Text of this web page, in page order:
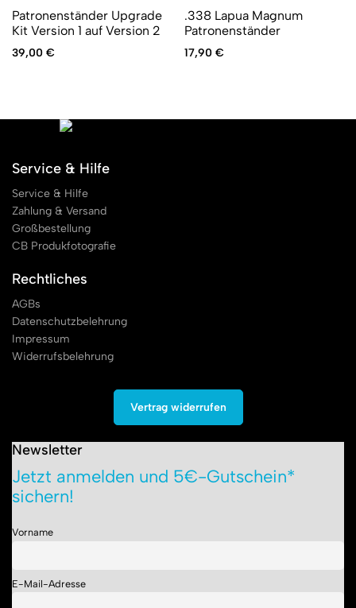
Patronenständer Upgrade
Kit Version 1 auf Version 2
39,00 €
.338 Lapua Magnum
Patronenständer
17,90 €
Service & Hilfe
Service & Hilfe
Zahlung & Versand
Großbestellung
CB Produkfotografie
Rechtliches
AGBs
Datenschutzbelehrung
Impressum
Widerrufsbelehrung
Vertrag widerrufen
Newsletter
Jetzt anmelden und 5€-Gutschein*
sichern!
Vorname
E-Mail-Adresse